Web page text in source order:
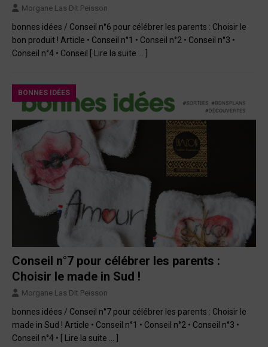
Morgane Las Dit Peisson
bonnes idées / Conseil n°6 pour célébrer les parents : Choisir le
bon produit ! Article • Conseil n°1 • Conseil n°2 • Conseil n°3 •
Conseil n°4 • Conseil
[ Lire la suite … ]
BONNES IDÉES
Conseil n°7 pour célébrer les parents :
Choisir le made in Sud !
Morgane Las Dit Peisson
bonnes idées / Conseil n°7 pour célébrer les parents : Choisir le
made in Sud ! Article • Conseil n°1 • Conseil n°2 • Conseil n°3 •
Conseil n°4 •
[ Lire la suite … ]